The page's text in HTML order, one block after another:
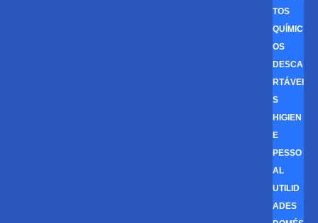
TOS
QUÍMIC
OS
DESCA
RTÁVEI
S
HIGIEN
E
PESSO
AL
UTILID
ADES